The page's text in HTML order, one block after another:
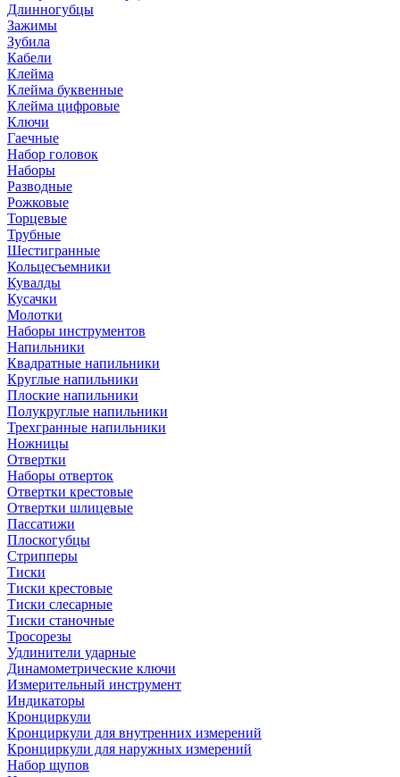
Длинногубцы
Зажимы
Зубила
Кабели
Клейма
Клейма буквенные
Клейма цифровые
Ключи
Гаечные
Набор головок
Наборы
Разводные
Рожковые
Торцевые
Трубные
Шестигранные
Кольцесъемники
Кувалды
Кусачки
Молотки
Наборы инструментов
Напильники
Квадратные напильники
Круглые напильники
Плоские напильники
Полукруглые напильники
Трехгранные напильники
Ножницы
Отвертки
Наборы отверток
Отвертки крестовые
Отвертки шлицевые
Пассатижи
Плоскогубцы
Стрипперы
Тиски
Тиски крестовые
Тиски слесарные
Тиски станочные
Тросорезы
Удлинители ударные
Динамометрические ключи
Измерительный инструмент
Индикаторы
Кронциркули
Кронциркули для внутренних измерений
Кронциркули для наружных измерений
Набор щупов